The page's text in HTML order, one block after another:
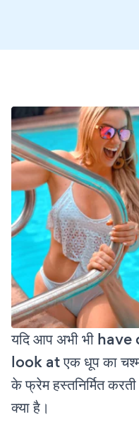
यदि आप अभी भी
look at एक धूप का
के फ्रेम हस्तनिर्मित
क्या है।